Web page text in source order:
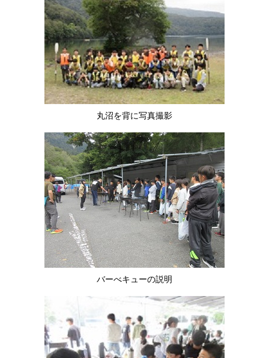
丸沼を背に写真撮影
バーべキューの説明